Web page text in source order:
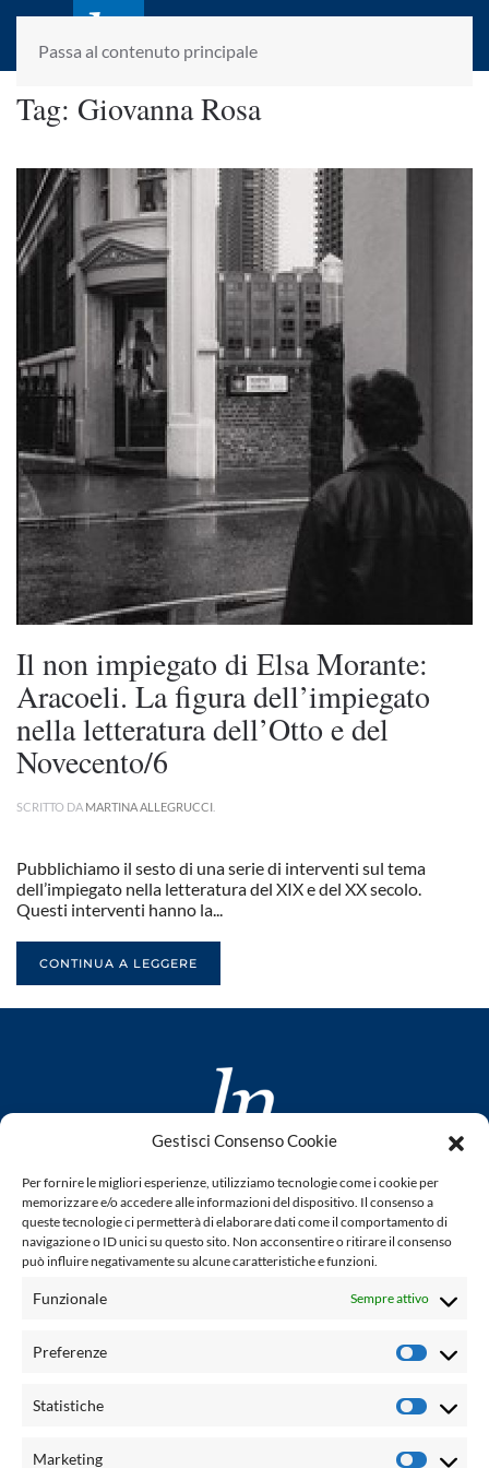
Gestisci Consenso Cookie
Per fornire le migliori esperienze, utilizziamo tecnologie come i cookie per
memorizzare e/o accedere alle informazioni del dispositivo. Il consenso a
queste tecnologie ci permetterà di elaborare dati come il comportamento di
navigazione o ID unici su questo sito. Non acconsentire o ritirare il consenso
può influire negativamente su alcune caratteristiche e funzioni.
Funzionale Sempre attivo
Preferenze
Statistiche
Marketing
Passa al contenuto principale
laletteraturaenoi.it
fondato da Romano Luperini
Tag: Giovanna Rosa
Il non impiegato di Elsa Morante:
Aracoeli. La figura dell’impiegato
nella letteratura dell’Otto e del
Novecento/6
SCRITTO DA MARTINA ALLEGRUCCI
Pubblichiamo il sesto di una serie di interventi sul tema
dell’impiegato nella letteratura del XIX e del XX secolo.
Questi interventi hanno la...
CONTINUA A LEGGERE
www.laletteraturaenoi.it
fondato da Romano Luperini
Questo blog non rappresenta una testata giornalistica in
quanto viene aggiornato senza alcuna periodicità. Non può
legge n° 62 del 7.03.2001. L'autore non è responsabile per